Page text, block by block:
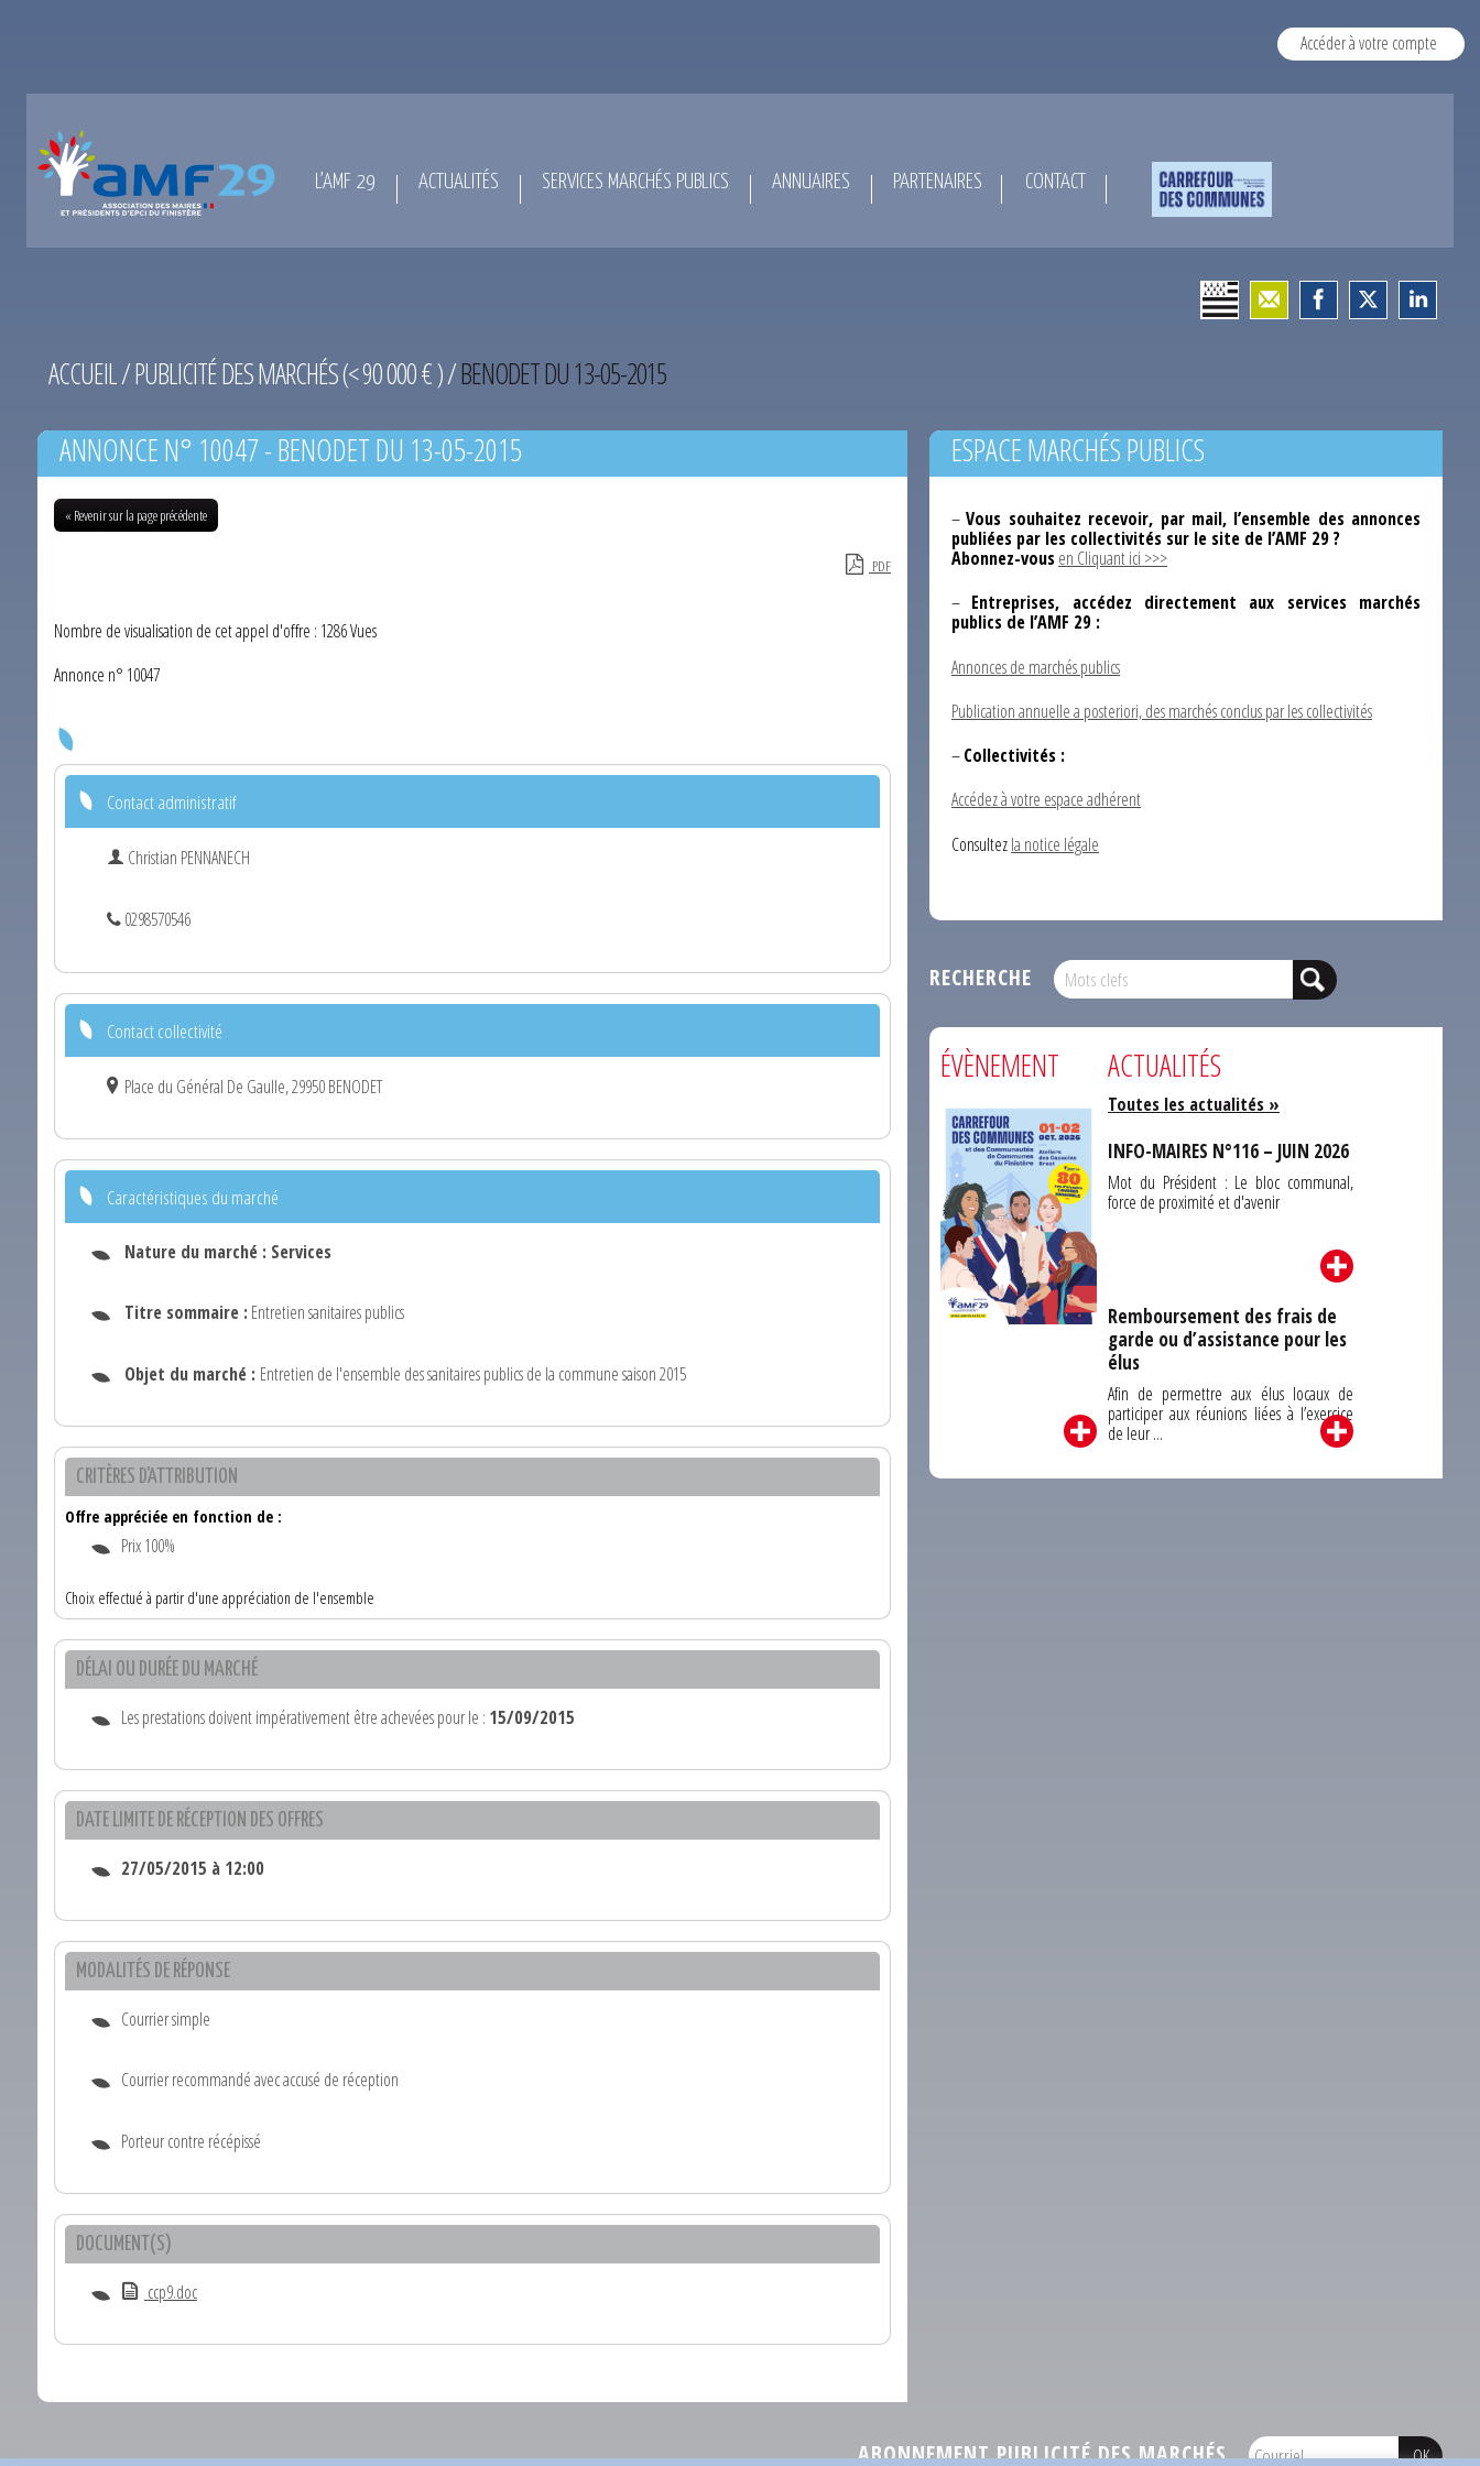
Accéder à votre compte
L’AMF 29 ACTUALITÉS SERVICES MARCHÉS PUBLICS ANNUAIRES PARTENAIRES CONTACT
ACCUEIL/PUBLICITÉ DES MARCHÉS (< 90 000 € )/BENODET DU 13-05-2015
ANNONCE N° 10047 - BENODET DU 13-05-2015
« Revenir sur la page précédente
PDF
Nombre de visualisation de cet appel d'offre : 1286 Vues
Annonce n° 10047
Contact administratif
Christian PENNANECH
0298570546
Contact collectivité
Place du Général De Gaulle, 29950 BENODET
Caractéristiques du marché
Nature du marché : Services
Titre sommaire : Entretien sanitaires publics
Objet du marché : Entretien de l'ensemble des sanitaires publics de la commune saison 2015
CRITÈRES D'ATTRIBUTION
Offre appréciée en fonction de :
Prix 100%
Choix effectué à partir d'une appréciation de l'ensemble
DÉLAI OU DURÉE DU MARCHÉ
Les prestations doivent impérativement être achevées pour le : 15/09/2015
DATE LIMITE DE RÉCEPTION DES OFFRES
27/05/2015 à 12:00
MODALITÉS DE RÉPONSE
Courrier simple
Courrier recommandé avec accusé de réception
Porteur contre récépissé
DOCUMENT(S)
ccp9.doc
ESPACE MARCHÉS PUBLICS
–Vous souhaitez recevoir, par mail, l’ensemble des annonces
publiées par les collectivités sur le site de l’AMF 29 ?
Abonnez-vousen Cliquant ici >>>
– Entreprises, accédez directement aux services marchés
publics de l’AMF 29 :
Annonces de marchés publics
Publication annuelle a posteriori, des marchés conclus par les collectivités
–Collectivités :
Accédez à votre espace adhérent
Consultezla notice légale
RECHERCHE
ÉVÈNEMENT ACTUALITÉS
Toutes les actualités »
INFO-MAIRES N°116 – JUIN 2026
Mot du Président : Le bloc communal,
force de proximité et d'avenir
Remboursement des frais de
garde ou d’assistance pour les
élus
Afin de permettre aux élus locaux de
participer aux réunions liées à l’exercice
de leur ...
ABONNEMENT PUBLICITÉ DES MARCHÉS